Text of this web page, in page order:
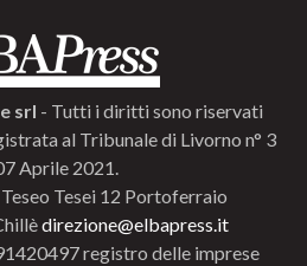
srl - Tutti i diritti sono riservati
al Tribunale di Livorno n° 3
Aprile 2021.
Tesei 12 Portoferraio
direzione@elbapress.it
registro delle imprese